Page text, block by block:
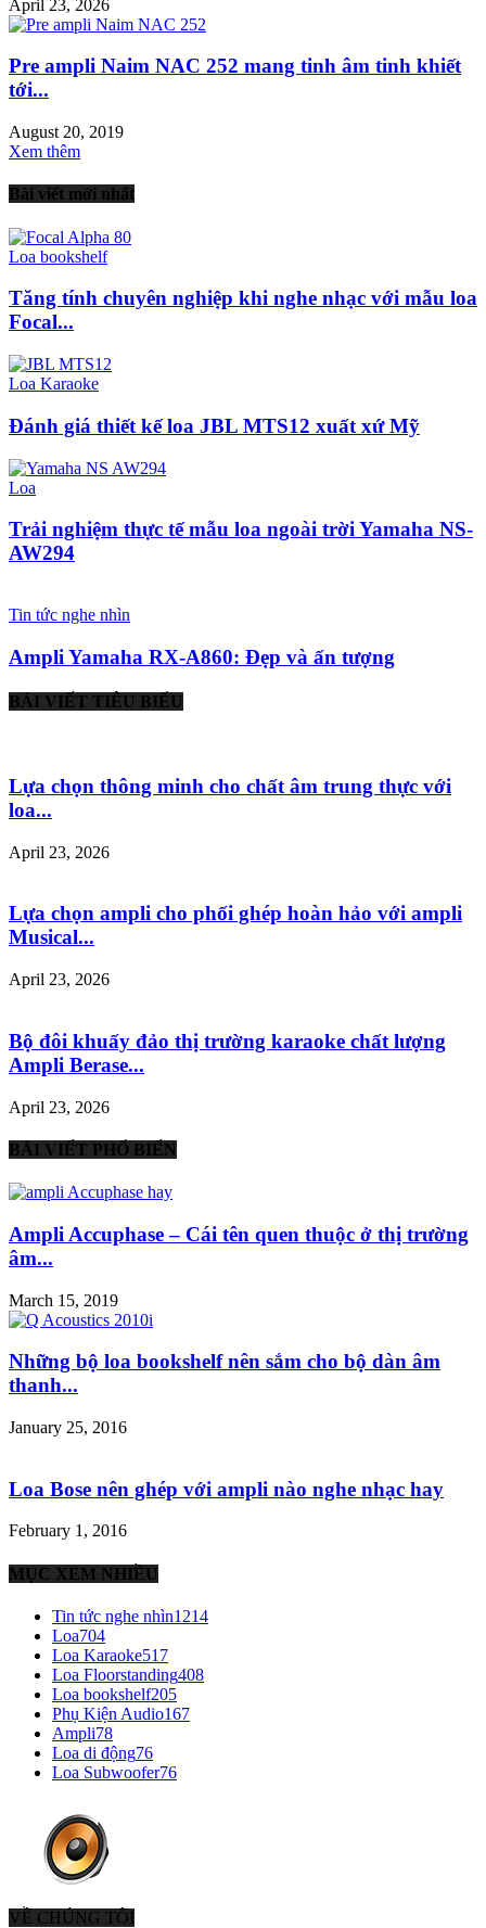
April 23, 2026
Pre ampli Naim NAC 252 mang tinh âm tinh khiết
tới...
August 20, 2019
Xem thêm
Bài viết mới nhất
Loa bookshelf
Tăng tính chuyên nghiệp khi nghe nhạc với mẫu loa
Focal...
Loa Karaoke
Đánh giá thiết kế loa JBL MTS12 xuất xứ Mỹ
Loa
Trải nghiệm thực tế mẫu loa ngoài trời Yamaha NS-
AW294
Tin tức nghe nhìn
Ampli Yamaha RX-A860: Đẹp và ấn tượng
BÀI VIẾT TIÊU BIỂU
Lựa chọn thông minh cho chất âm trung thực với
loa...
April 23, 2026
Lựa chọn ampli cho phối ghép hoàn hảo với ampli
Musical...
April 23, 2026
Bộ đôi khuấy đảo thị trường karaoke chất lượng
Ampli Berase...
April 23, 2026
BÀI VIẾT PHỔ BIẾN
Ampli Accuphase – Cái tên quen thuộc ở thị trường
âm...
March 15, 2019
Những bộ loa bookshelf nên sắm cho bộ dàn âm
thanh...
January 25, 2016
Loa Bose nên ghép với ampli nào nghe nhạc hay
February 1, 2016
MỤC XEM NHIỀU
Tin tức nghe nhìn1214
Loa704
Loa Karaoke517
Loa Floorstanding408
Loa bookshelf205
Phụ Kiện Audio167
Ampli78
Loa di động76
Loa Subwoofer76
VỀ CHÚNG TÔI